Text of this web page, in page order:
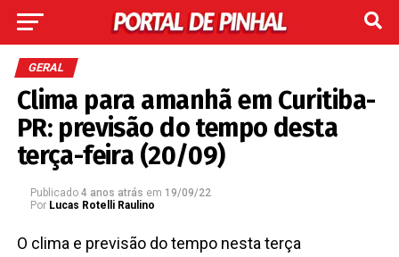
GERAL
Clima para amanhã em Curitiba-
PR: previsão do tempo desta
terça-feira (20/09)
Publicado 4 anos atrás em 19/09/22
Por Lucas Rotelli Raulino
O clima e previsão do tempo nesta terça